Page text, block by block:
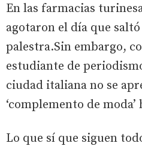
En las farmacias
agotaron el día que
palestra.Sin embargo,
estudiante de
ciudad italiana no se
‘complemento de
Lo que sí que siguen